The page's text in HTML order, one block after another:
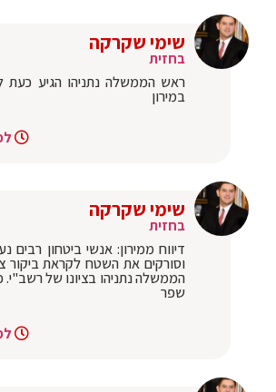
שימי שקרקה
בחזית
ראש הממשלה נתניהו הגיע כעת
במירון
שימי שקרקה
בחזית
דיווח ממירון: אנשי ביטחון רבים
וסורקים את השטח לקראת ביקור
הממשלה נתניהו בציונו של רשב"י.
שפר